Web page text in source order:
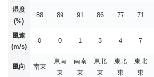
湿度
(%)
88 89 91 86 77 71
風速
(m/s)
0 0 1 3 4 7
風向 南東
東南
東
南南
東
東北
東
東北
東
東北
東